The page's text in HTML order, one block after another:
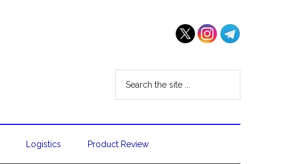
Logistics Product Review